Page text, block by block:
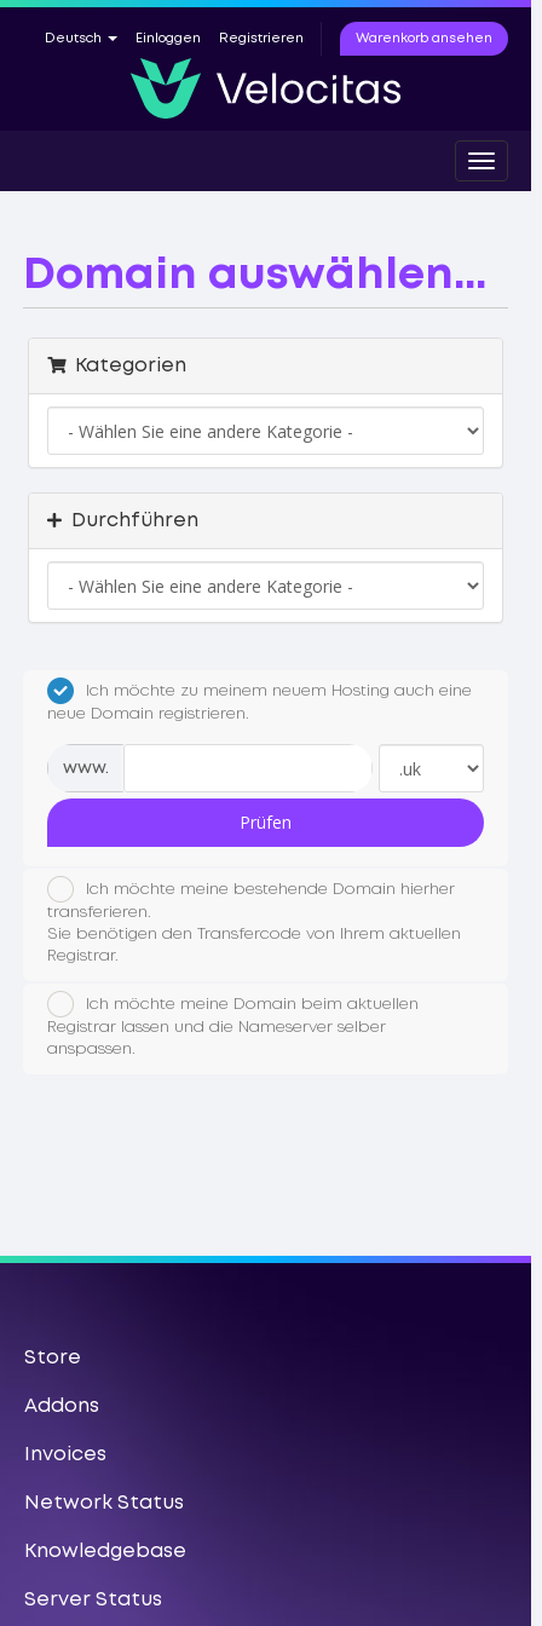
Deutsch Einloggen Registrieren Warenkorb ansehen
Toggle
Domain auswählen...
Kategorien
Durchführen
Ich möchte zu meinem neuem Hosting auch eine
neue Domain registrieren.
www.
Prüfen
Ich möchte meine bestehende Domain hierher
transferieren.
Sie benötigen den Transfercode von Ihrem aktuellen
Registrar.
Ich möchte meine Domain beim aktuellen
Registrar lassen und die Nameserver selber
anspassen.
Store
Addons
Invoices
Network Status
Knowledgebase
Server Status